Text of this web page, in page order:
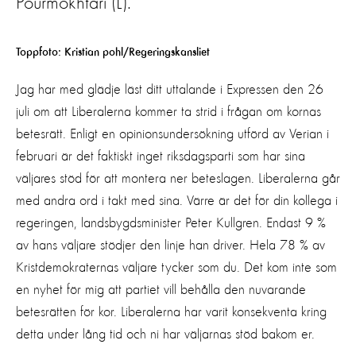
Toppfoto: Kristian pohl/Regeringskansliet
Jag har med glädje läst ditt uttalande i Expressen den 26
juli om att Liberalerna kommer ta strid i frågan om kornas
betesrätt. Enligt en opinionsundersökning utförd av Verian i
februari är det faktiskt inget riksdagsparti som har sina
väljares stöd för att montera ner beteslagen. Liberalerna går
med andra ord i takt med sina. Värre är det för din kollega i
regeringen, landsbygdsminister Peter Kullgren. Endast 9 %
av hans väljare stödjer den linje han driver. Hela 78 % av
Kristdemokraternas väljare tycker som du. Det kom inte som
en nyhet för mig att partiet vill behålla den nuvarande
betesrätten för kor. Liberalerna har varit konsekventa kring
detta under lång tid och ni har väljarnas stöd bakom er.